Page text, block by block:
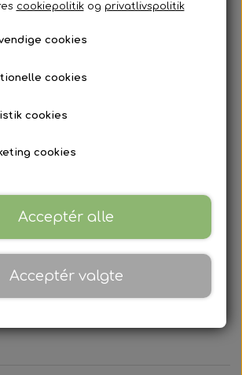
cookiepolitikog privatlivspolitik
cookies
cookies
cookies
cookies
Acceptér alle
Acceptér valgte